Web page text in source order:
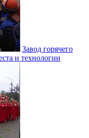
Завод горячего
и технологии